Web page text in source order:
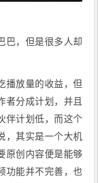
巴，但是很多人却
播放量的收益，但
者分成计划，并且
伴计划低，而这个
，其实是一个大机
原创内容便是能够
功能并不完善，也